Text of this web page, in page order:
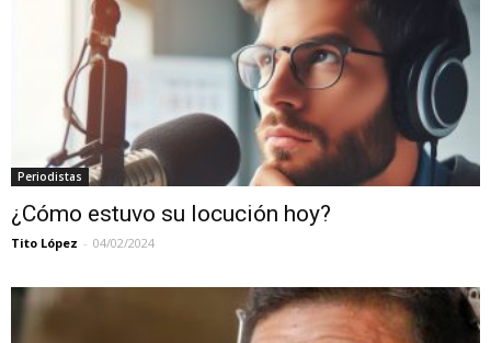
Periodistas
¿Cómo estuvo su locución hoy?
Tito López - 04/02/2024